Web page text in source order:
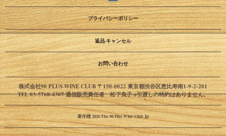
プライバシーポリシー
返品·キャンセル
お問い合わせ
株式会社90 PLUS WINE CLUB 〒150-0022 東京都渋谷区恵比寿南1-9-2-201
TEL 03-5768-4307 通信販売責任者 松下良子 ※引渡しの特約はありません。
著作権 2026 The 90 Plus Wine Club Jp